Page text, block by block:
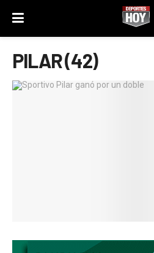
PILAR (42)